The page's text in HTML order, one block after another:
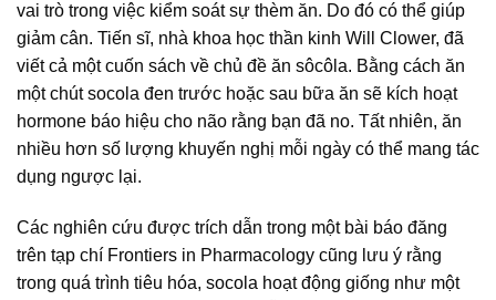
vai trò trong việc kiểm soát sự thèm ăn. Do đó có thể giúp
giảm cân. Tiến sĩ, nhà khoa học thần kinh Will Clower, đã
viết cả một cuốn sách về chủ đề ăn sôcôla. Bằng cách ăn
một chút socola đen trước hoặc sau bữa ăn sẽ kích hoạt
hormone báo hiệu cho não rằng bạn đã no. Tất nhiên, ăn
nhiều hơn số lượng khuyến nghị mỗi ngày có thể mang tác
dụng ngược lại.
Các nghiên cứu được trích dẫn trong một bài báo đăng
trên tạp chí Frontiers in Pharmacology cũng lưu ý rằng
trong quá trình tiêu hóa, socola hoạt động giống như một